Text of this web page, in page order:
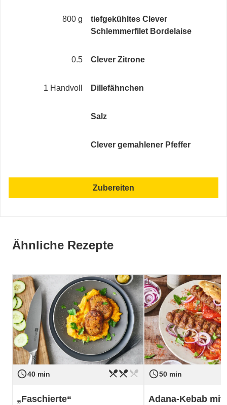
800 g
tiefgekühltes Clever
Schlemmerfilet Bordelaise
0.5 Clever Zitrone
1 Handvoll Dillefähnchen
Salz
Clever gemahlener Pfeffer
Zubereiten
Ähnliche Rezepte
access_time40 min
Schwierigkeit mittel
restaurant_menurestaurant_menurestaurant_menu
„Faschierte“
access_time50 min
Schwierigkeit
Adana-Kebab mit